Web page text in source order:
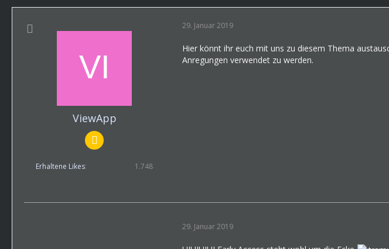
ViewApp
Erhaltene Likes 1.748
29. Januar 2019
Hier könnt ihr euch mit uns zu diesem Thema
Anregungen verwendet zu werden.
29. Januar 2019